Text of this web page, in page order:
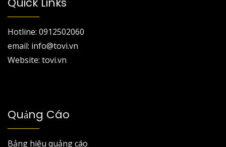
Quick Links
Hotline: 0912502060
email: info@tovi.vn
Website: tovi.vn
Quảng Cáo
Bảng hiệu quảng cáo